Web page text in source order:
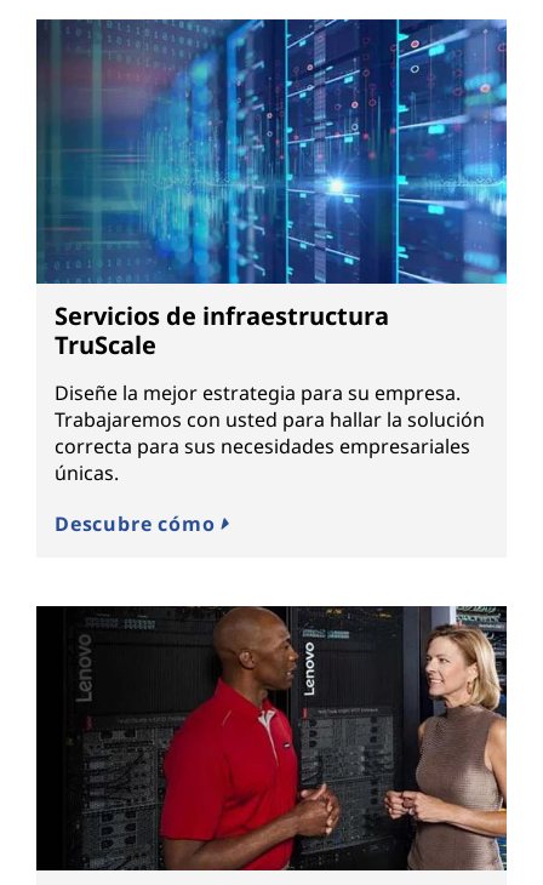
Servicios de infraestructura
TruScale
Diseñe la mejor estrategia para su empresa.
Trabajaremos con usted para hallar la solución
correcta para sus necesidades empresariales
únicas.
Descubre cómo